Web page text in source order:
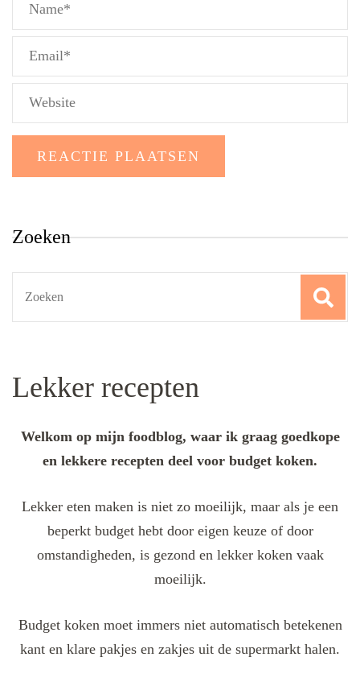
Zoeken
Lekker recepten
Welkom op mijn foodblog, waar ik graag goedkope
en lekkere recepten deel voor budget koken.
Lekker eten maken is niet zo moeilijk, maar als je een
beperkt budget hebt door eigen keuze of door
omstandigheden, is gezond en lekker koken vaak
moeilijk.
Budget koken moet immers niet automatisch betekenen
kant en klare pakjes en zakjes uit de supermarkt halen.